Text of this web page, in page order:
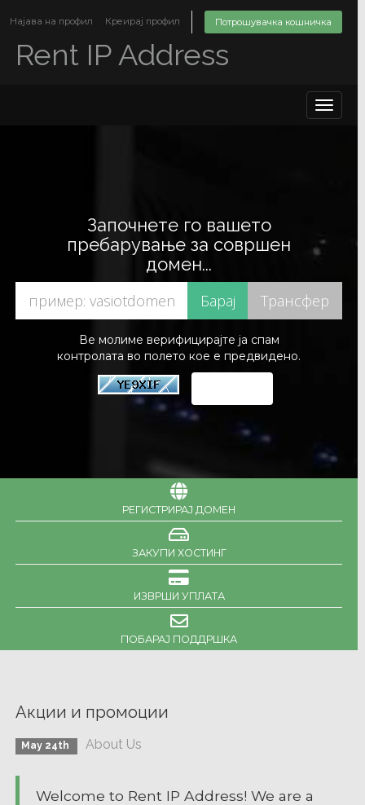
Најава на профил Креирај профил Потрошувачка кошничка
Rent IP Address
Toggle
Започнете го вашето
пребарување за совршен
домен...
Ве молиме верифицирајте ја спам
контролата во полето кое е предвидено.
РЕГИСТРИРАЈ ДОМЕН
ЗАКУПИ ХОСТИНГ
ИЗВРШИ УПЛАТА
ПОБАРАЈ ПОДДРШКА
Акции и промоции
May 24th About Us
Welcome to Rent IP Address! We are a